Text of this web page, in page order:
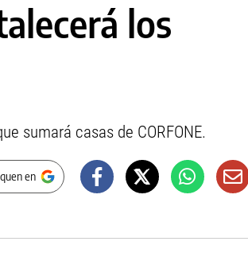
los
sumará casas de CORFONE.
en